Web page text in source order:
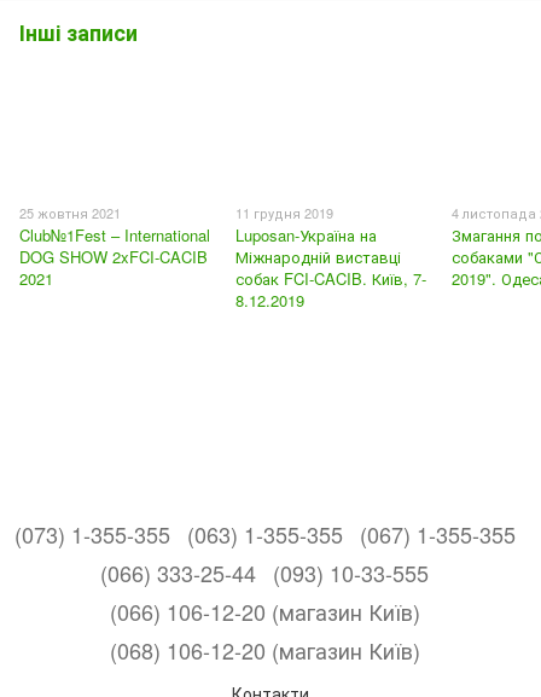
Інші записи
25 жовтня 2021
Club№1Fest – International
DOG SHOW 2xFCI-CACIB
2021
11 грудня 2019
Luposan-Україна на
Міжнародній виставці
собак FCI-CACIB. Київ, 7-
8.12.2019
4 листопада
Змагання
собаками
2019".
(073) 1-355-355 (063) 1-355-355 (067) 1-355-355
(066) 333-25-44 (093) 10-33-555
(066) 106-12-20 (магазин Київ)
(068) 106-12-20 (магазин Київ)